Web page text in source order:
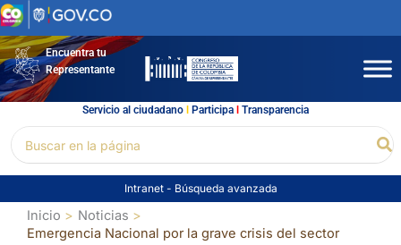
Ir
al
contenidoEncuentra tu
Representante
Servicio al ciudadano l Participal Transparencia
por:
Intranet - Búsqueda avanzada
Inicio
Noticias
Emergencia Nacional por la grave crisis del sector